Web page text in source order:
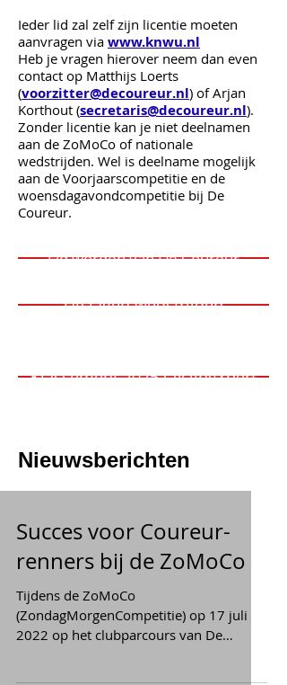
Ieder lid zal zelf zijn licentie moeten
aanvragen via www.knwu.nl
Heb je vragen hierover neem dan even
contact op Matthijs Loerts
(voorzitter@decoureur.nl) of Arjan
Korthout (secretaris@decoureur.nl).
Zonder licentie kan je niet deelnamen
aan de ZoMoCo of nationale
wedstrijden. Wel is deelname mogelijk
aan de Voorjaarscompetitie en de
woensdagavondcompetitie bij De
Coureur.
Lid worden van De Coureur
Utslagen wedstrijden
Klassement 2025 CyclingXpert
Nieuwsberichten
Succes voor Coureur-
renners bij de ZoMoCo
Tijdens de ZoMoCo
(ZondagMorgenCompetitie) op 17 juli
2022 op het clubparcours van De